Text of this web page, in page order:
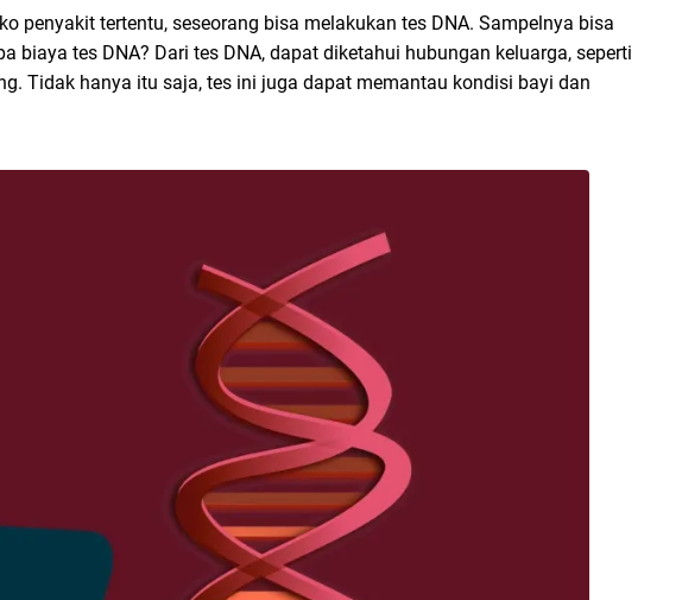
penyakit tertentu, seseorang bisa melakukan tes DNA. Sampelnya bisa
biaya tes DNA? Dari tes DNA, dapat diketahui hubungan keluarga, seperti
Tidak hanya itu saja, tes ini juga dapat memantau kondisi bayi dan